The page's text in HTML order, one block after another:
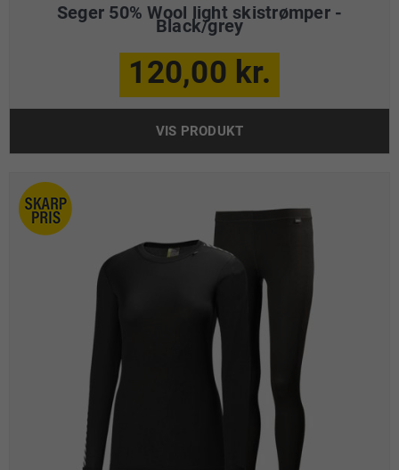
Seger 50% Wool light skistrømper -
Black/grey
120,00 kr.
VIS PRODUKT